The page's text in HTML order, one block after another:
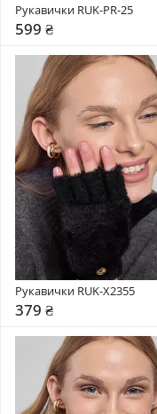
Рукавички RUK-PR-25
599 ₴
Рукавички RUK-X2355
379 ₴